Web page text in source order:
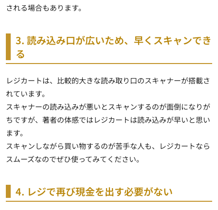
される場合もあります。
3. 読み込み口が広いため、早くスキャンでき
る
レジカートは、比較的大きな読み取り口のスキャナーが搭載さ
れています。
スキャナーの読み込みが悪いとスキャンするのが面倒になりが
ちですが、著者の体感ではレジカートは読み込みが早いと思い
ます。
スキャンしながら買い物するのが苦手な人も、レジカートなら
スムーズなのでぜひ使ってみてください。
4. レジで再び現金を出す必要がない